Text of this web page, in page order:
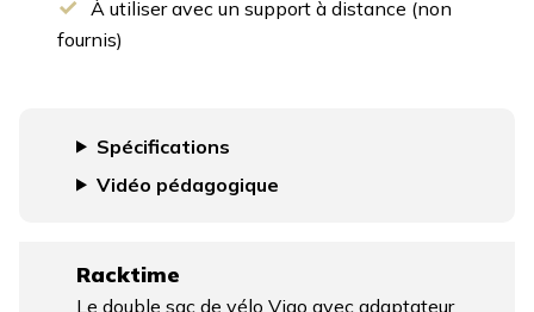
À utiliser avec un support à distance (non
fournis)
Spécifications
Vidéo pédagogique
Racktime
Le double sac de vélo Vigo avec adaptateur